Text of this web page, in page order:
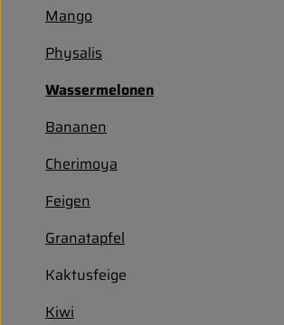
Kühltheke
Backwaren
Vorratskammer
Getränke
Kosmetik
Haus & Garten
Biohof erleben
Mango
Physalis
Wassermelonen
Bananen
Cherimoya
Feigen
Granatapfel
Kaktusfeige
Kiwi